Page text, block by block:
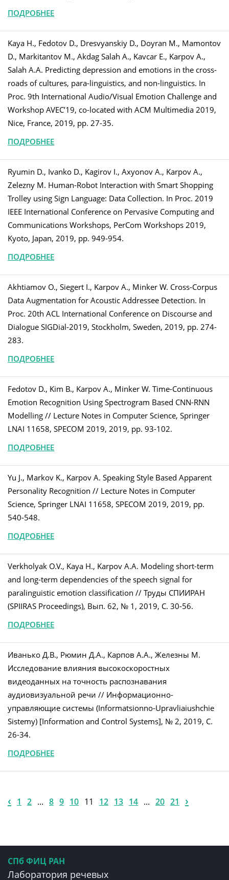
ПОДРОБНЕЕ
Kaya H., Fedotov D., Dresvyanskiy D., Doyran M., Mamontov
D., Markitantov M., Akdag Salah A., Kavcar E., Karpov A.,
Salah A.A. Predicting depression and emotions in the cross-
roads of cultures, para-linguistics, and non-linguistics. In
Proc. 9th International Audio/Visual Emotion Challenge and
Workshop AVEC’19, co-located with ACM Multimedia 2019,
Nice, France, 2019, pp. 27-35.
ПОДРОБНЕЕ
Ryumin D., Ivanko D., Kagirov I., Axyonov A., Karpov A.,
Zelezny M. Human-Robot Interaction with Smart Shopping
Trolley using Sign Language: Data Collection. In Proc. 2019
IEEE International Conference on Pervasive Computing and
Communications Workshops, PerCom Workshops 2019,
Kyoto, Japan, 2019, pp. 949-954.
ПОДРОБНЕЕ
Akhtiamov O., Siegert I., Karpov A., Minker W. Cross-Corpus
Data Augmentation for Acoustic Addressee Detection. In
Proc. 20th ACL International Conference on Discourse and
Dialogue SIGDial-2019, Stockholm, Sweden, 2019, pp. 274-
283.
ПОДРОБНЕЕ
Fedotov D., Kim B., Karpov A., Minker W. Time-Continuous
Emotion Recognition Using Spectrogram Based CNN-RNN
Modelling // Lecture Notes in Computer Science, Springer
LNAI 11658, SPECOM 2019, 2019, pp. 93-102.
ПОДРОБНЕЕ
Yu J., Markov K., Karpov A. Speaking Style Based Apparent
Personality Recognition // Lecture Notes in Computer
Science, Springer LNAI 11658, SPECOM 2019, 2019, pp.
540-548.
ПОДРОБНЕЕ
Verkholyak O.V., Kaya H., Karpov A.A. Modeling short-term
and long-term dependencies of the speech signal for
paralinguistic emotion classification // Труды СПИИРАН
(SPIIRAS Proceedings), Вып. 62, № 1, 2019, С. 30-56.
ПОДРОБНЕЕ
Иванько Д.В., Рюмин Д.А., Карпов А.А., Железны М.
Исследование влияния высокоскоростных
видеоданных на точность распознавания
аудиовизуальной речи // Информационно-
управляющие системы (Informatsionno-Upravliaiushchie
Sistemy) [Information and Control Systems], № 2, 2019, C.
26-34.
ПОДРОБНЕЕ
‹ 1 2 ... 8 9 10 11 12 13 14 ... 20 21 ›
СПб ФИЦ РАН
Лаборатория речевых